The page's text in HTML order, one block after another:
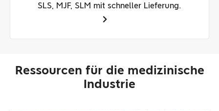
SLS, MJF, SLM mit schneller Lieferung.
Ressourcen für die medizinische
Industrie